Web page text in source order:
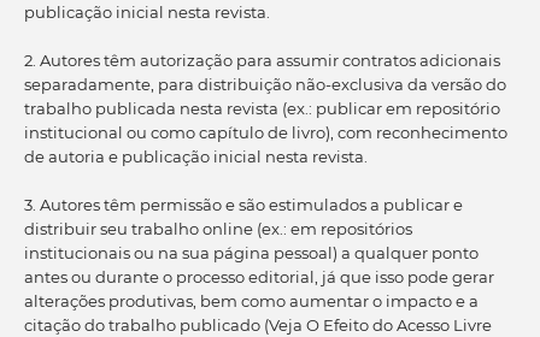
publicação inicial nesta revista.
2. Autores têm autorização para assumir contratos adicionais
separadamente, para distribuição não-exclusiva da versão do
trabalho publicada nesta revista (ex.: publicar em repositório
institucional ou como capítulo de livro), com reconhecimento
de autoria e publicação inicial nesta revista.
3. Autores têm permissão e são estimulados a publicar e
distribuir seu trabalho online (ex.: em repositórios
institucionais ou na sua página pessoal) a qualquer ponto
antes ou durante o processo editorial, já que isso pode gerar
alterações produtivas, bem como aumentar o impacto e a
citação do trabalho publicado (Veja O Efeito do Acesso Livre